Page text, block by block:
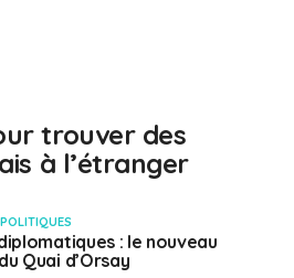
trouver des
à l’étranger
: le nouveau
Quai d’Orsay